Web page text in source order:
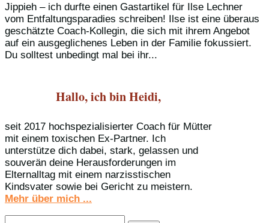
Jippieh – ich durfte einen Gastartikel für Ilse Lechner
vom Entfaltungsparadies schreiben! Ilse ist eine überaus
geschätzte Coach-Kollegin, die sich mit ihrem Angebot
auf ein ausgeglichenes Leben in der Familie fokussiert.
Du solltest unbedingt mal bei ihr...
Hallo, ich bin Heidi,
seit 2017 hochspezialisierter Coach für Mütter
mit einem toxischen Ex-Partner. Ich
unterstütze dich dabei, stark, gelassen und
souverän deine Herausforderungen im
Elternalltag mit einem narzisstischen
Kindsvater sowie bei Gericht zu meistern.
Mehr über mich ...